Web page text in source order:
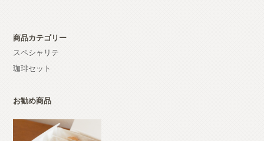
商品カテゴリー
スペシャリテ
珈琲セット
お勧め商品